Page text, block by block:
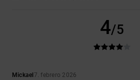
4/5
Mickael 7. febrero 2026